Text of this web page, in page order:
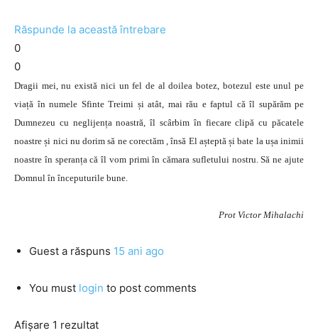
Răspunde la această întrebare
0
0
Dragii mei, nu există nici un fel de al doilea botez, botezul este unul pe
viață în numele Sfinte Treimi și atât, mai rău e faptul că îl supărăm pe
Dumnezeu cu neglijența noastră, îl scârbim în fiecare clipă cu păcatele
noastre și nici nu dorim să ne corectăm , însă El așteptă și bate la ușa inimii
noastre în speranța că îl vom primi în cămara sufletului nostru. Să ne ajute
Domnul în începuturile bune.
Prot Victor Mihalachi
Guest a răspuns 15 ani ago
You must login to post comments
Afișare 1 rezultat